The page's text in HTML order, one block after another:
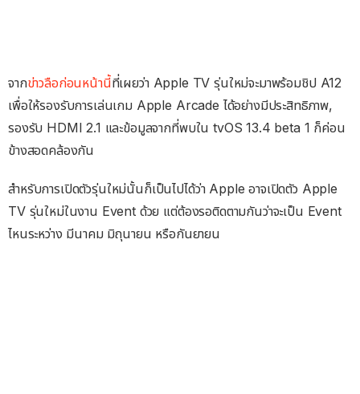
จากข่าวลือก่อนหน้านี้ที่เผยว่า Apple TV รุ่นใหม่จะมาพร้อมชิป A12
เพื่อให้รองรับการเล่นเกม Apple Arcade ได้อย่างมีประสิทธิภาพ,
รองรับ HDMI 2.1 และข้อมูลจากที่พบใน tvOS 13.4 beta 1 ก็ค่อน
ข้างสอดคล้องกัน
สำหรับการเปิดตัวรุ่นใหม่นั้นก็เป็นไปได้ว่า Apple อาจเปิดตัว Apple
TV รุ่นใหม่ในงาน Event ด้วย แต่ต้องรอติดตามกันว่าจะเป็น Event
ไหนระหว่าง มีนาคม มิถุนายน หรือกันยายน